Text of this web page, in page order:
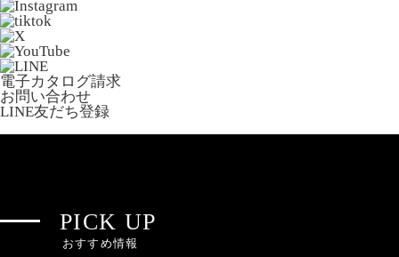
電子カタログ請求
お問い合わせ
LINE友だち登録
PICK UP
おすすめ情報